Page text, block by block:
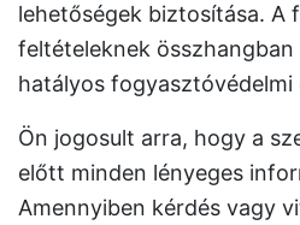
lehetőségek biztosítása. A
feltételeknek összhangban
hatályos fogyasztóvédelmi
Ön jogosult arra, hogy a
előtt minden lényeges
Amennyiben kérdés vagy